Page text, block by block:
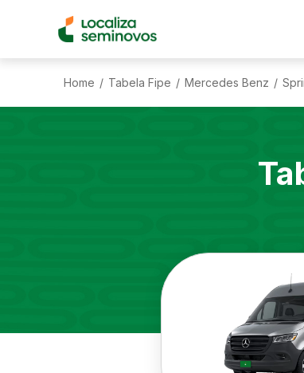
Home / Tabela Fipe / Mercedes Benz /